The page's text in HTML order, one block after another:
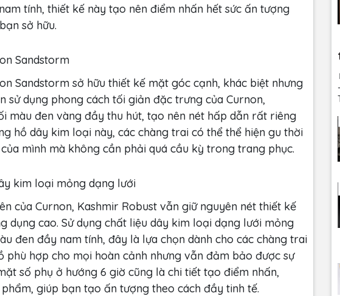
tính, thiết kế này tạo nên điểm nhấn hết sức ấn tượng
sở hữu.
Sandstorm
Sandstorm sở hữu thiết kế mặt góc cạnh, khác biệt nhưng
sử dụng phong cách tối giản đặc trưng của Curnon,
màu đen vàng đầy thu hút, tạo nên nét hấp dẫn rất riêng
hồ dây kim loại này, các chàng trai có thể thể hiện gu thời
mình mà không cần phải quá cầu kỳ trong trang phục.
kim loại mỏng dạng lưới
của Curnon, Kashmir Robust vẫn giữ nguyên nét thiết kế
dụng cao. Sử dụng chất liệu dây kim loại dạng lưới mỏng
đen đầy nam tính, đây là lựa chọn dành cho các chàng trai
phù hợp cho mọi hoàn cảnh nhưng vẫn đảm bảo được sự
số phụ ở hướng 6 giờ cũng là chi tiết tạo điểm nhấn,
giúp bạn tạo ấn tượng theo cách đầy tinh tế.
–